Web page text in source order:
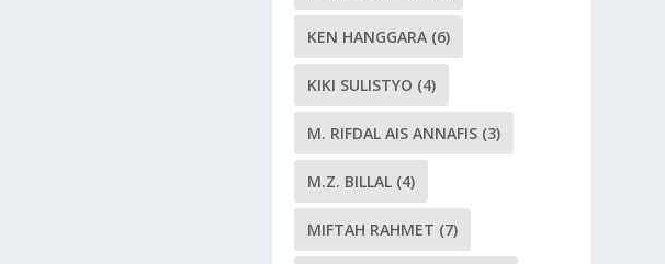
KEN HANGGARA (6)
KIKI SULISTYO (4)
M. RIFDAL AIS ANNAFIS (3)
M.Z. BILLAL (4)
MIFTAH RAHMET (7)